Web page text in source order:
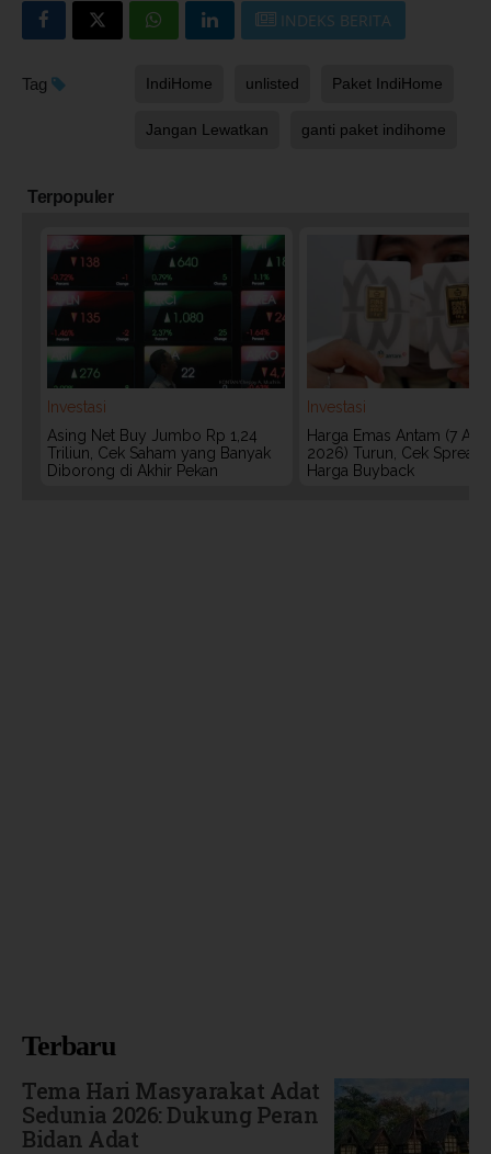
INDEKS BERITA
Tag IndiHome unlisted Paket IndiHome
Jangan Lewatkan ganti paket indihome
Terpopuler
Investasi
Asing Net Buy Jumbo Rp 1,24
Triliun, Cek Saham yang Banyak
Diborong di Akhir Pekan
Investasi
Harga Emas Antam (7
2026) Turun, Cek Spread
Harga Buyback
Terbaru
Tema Hari Masyarakat Adat
Sedunia 2026: Dukung Peran
Bidan Adat